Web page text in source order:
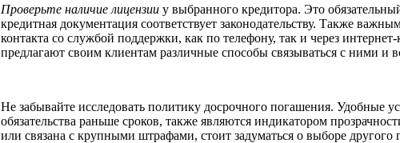
Проверьте наличие лицензии у выбранного кредитора. Это
кредитная документация соответствует законодательству. Также
контакта со службой поддержки, как по телефону, так и через
предлагают своим клиентам различные способы связываться с ними и
Не забывайте исследовать политику досрочного погашения. Удобные
обязательства раньше сроков, также являются индикатором
или связана с крупными штрафами, стоит задуматься о выборе